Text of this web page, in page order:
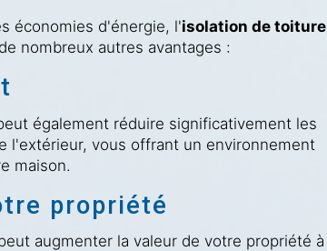
économies d'énergie, l'isolation de toiture
nombreux autres avantages :
également réduire significativement les
l'extérieur, vous offrant un environnement
maison.
propriété
augmenter la valeur de votre propriété à